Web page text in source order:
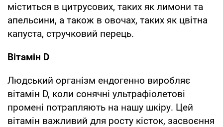
міститься в цитрусових, таких як лимони та
апельсини, а також в овочах, таких як цвітна
капуста, стручковий перець.
Вітамін D
Людський організм ендогенно виробляє
вітамін D, коли сонячні ультрафіолетові
промені потрапляють на нашу шкіру. Цей
вітамін важливий для росту кісток, засвоєння